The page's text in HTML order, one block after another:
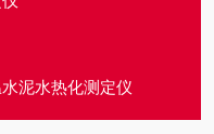
泥水热化测定仪